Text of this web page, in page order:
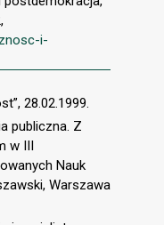
i-
28.02.1999.
publiczna. Z
w III
Nauk
Warszawa